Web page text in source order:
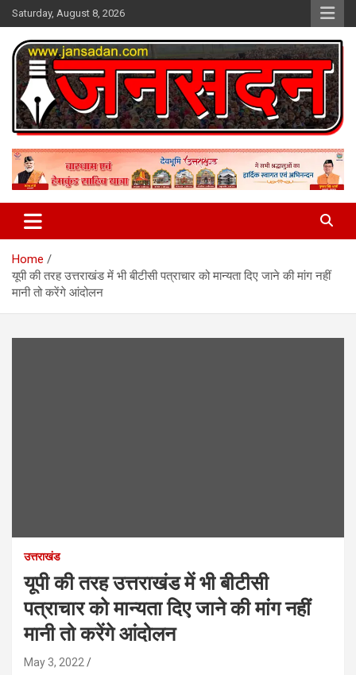
Skip
to
content
Saturday, August 8, 2026
Jan Sadan
Home
यूपी की तरह उत्तराखंड में भी बीटीसी पत्राचार को मान्यता दिए जाने की मांग नहीं
मानी तो करेंगे आंदोलन
उत्तराखंड
यूपी की तरह उत्तराखंड में भी बीटीसी
पत्राचार को मान्यता दिए जाने की मांग नहीं
मानी तो करेंगे आंदोलन
May 3, 2022